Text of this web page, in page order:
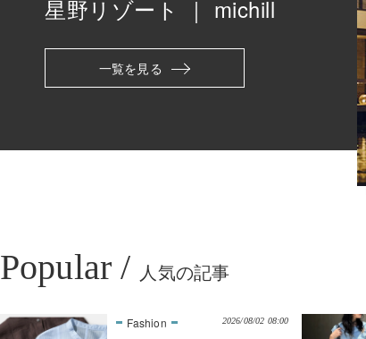
星野リゾート ｜ michill
一覧を見る
Popular / 人気の記事
2026/08/02 08:00